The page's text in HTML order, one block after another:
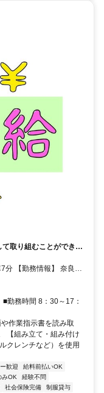
取り組むことができま
勤務時間 8：30～17：
作業指示書を読み取
【組み立て・組み付け
クレンチなど）を使用
歓迎
給料前払いOK
みOK
経験不問
社会保険完備
制服貸与